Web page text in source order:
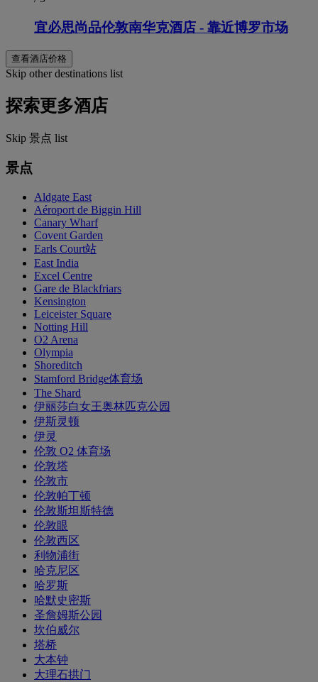
宜必思尚品伦敦南华克酒店 - 靠近博罗市场
查看酒店价格
Skip other destinations list
探索更多酒店
Skip 景点 list
景点
Aldgate East
Aéroport de Biggin Hill
Canary Wharf
Covent Garden
Earls Court站
East India
Excel Centre
Gare de Blackfriars
Kensington
Leiceister Square
Notting Hill
O2 Arena
Olympia
Shoreditch
Stamford Bridge体育场
The Shard
伊丽莎白女王奥林匹克公园
伊斯灵顿
伊灵
伦敦 O2 体育场
伦敦塔
伦敦市
伦敦帕丁顿
伦敦斯坦斯特德
伦敦眼
伦敦西区
利物浦街
哈克尼区
哈罗斯
哈默史密斯
圣詹姆斯公园
坎伯威尔
塔桥
大本钟
大理石拱门